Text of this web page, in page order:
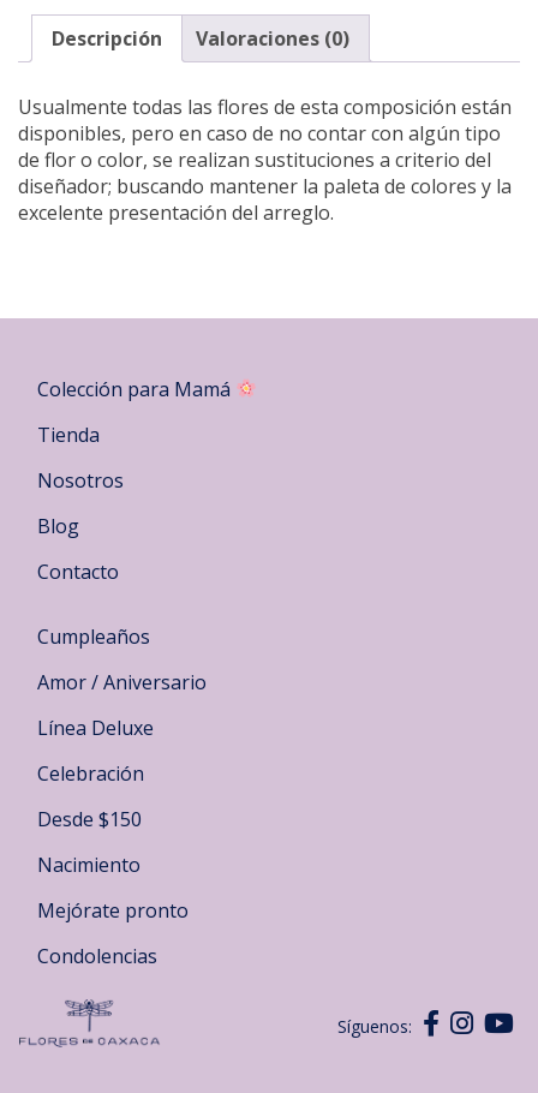
Descripción Valoraciones (0)
Usualmente todas las flores de esta composición están
disponibles, pero en caso de no contar con algún tipo
de flor o color, se realizan sustituciones a criterio del
diseñador; buscando mantener la paleta de colores y la
excelente presentación del arreglo.
Colección para Mamá
Tienda
Nosotros
Blog
Contacto
Cumpleaños
Amor / Aniversario
Línea Deluxe
Celebración
Desde $150
Nacimiento
Mejórate pronto
Condolencias
Síguenos: